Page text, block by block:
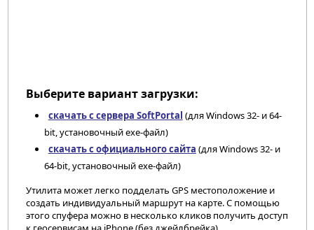
Выберите вариант загрузки:
скачать с сервера SoftPortal (для Windows 32- и 64-
bit, установочный exe-файл)
скачать с официального сайта (для Windows 32- и
64-bit, установочный exe-файл)
Утилита может легко подделать GPS местоположение и
создать индивидуальный маршрут на карте. С помощью
этого спуфера можно в несколько кликов получить доступ